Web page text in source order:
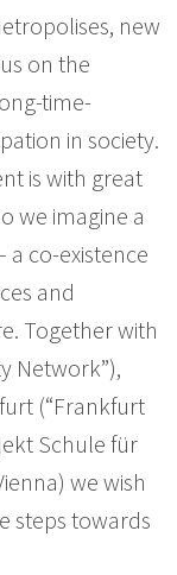
new
on the
time-
in society.
is with great
we imagine a
a co-existence
and
Together with
Network”),
(“Frankfurt
Schule für
we wish
steps towards